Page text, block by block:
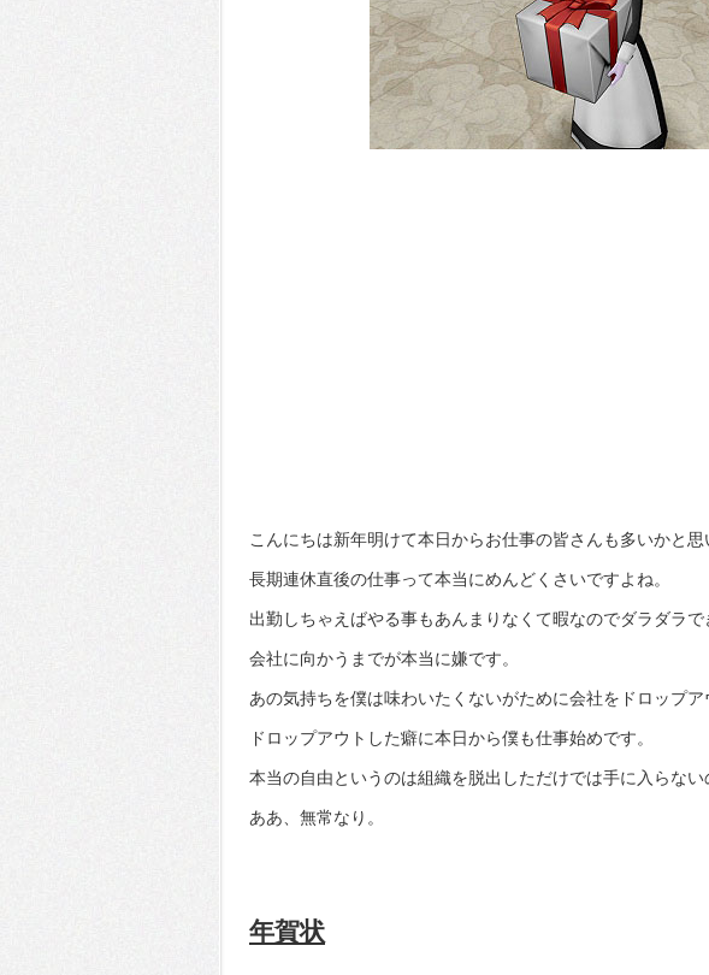
こんにちは新年明けて本日からお仕事の皆さんも多いかと思
長期連休直後の仕事って本当にめんどくさいですよね。
出勤しちゃえばやる事もあんまりなくて暇なのでダラダラ
会社に向かうまでが本当に嫌です。
あの気持ちを僕は味わいたくないがために会社をドロップ
ドロップアウトした癖に本日から僕も仕事始めです。
本当の自由というのは組織を脱出しただけでは手に入らない
ああ、無常なり。
年賀状